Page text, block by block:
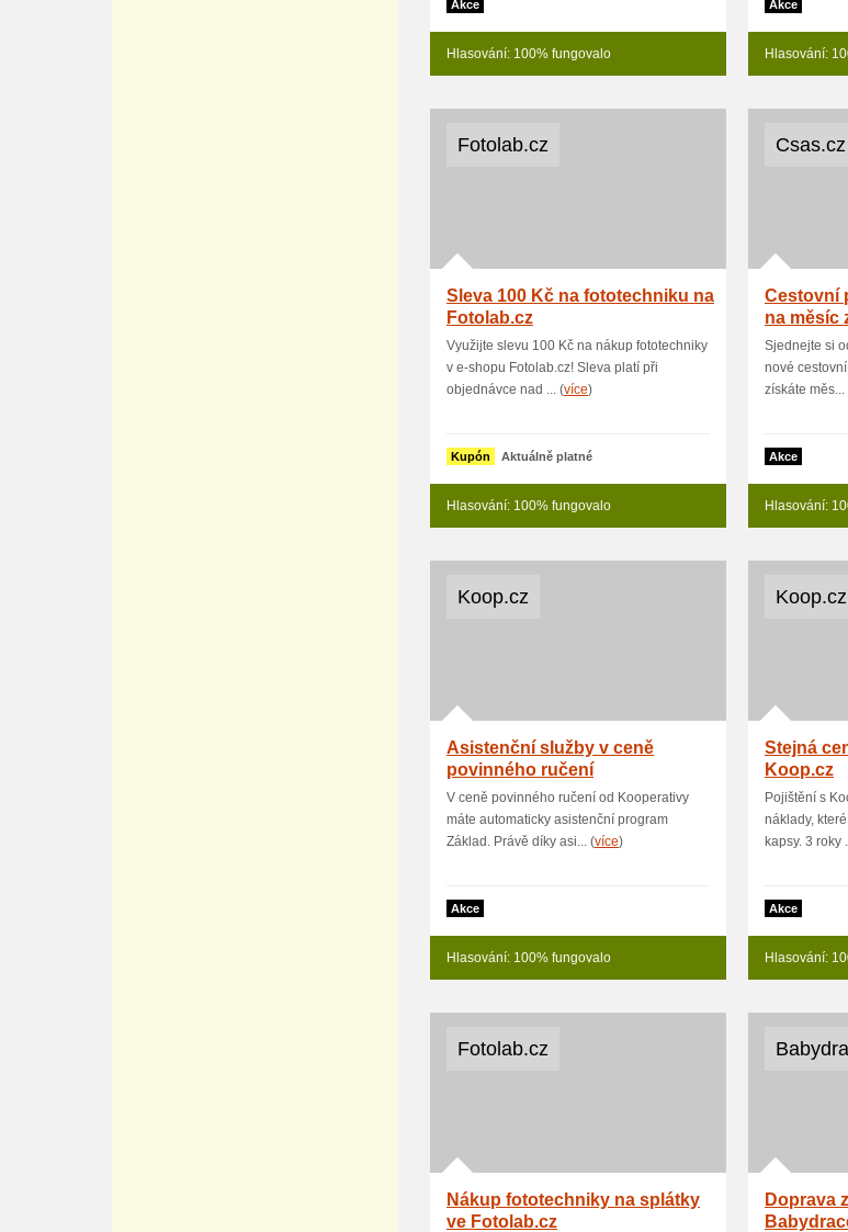
Akce
Hlasování: 100% fungovalo
Akce
Hlasování:
Fotolab.cz
Sleva 100 Kč na fototechniku na
Fotolab.cz
Využijte slevu 100 Kč na nákup fototechniky
v e-shopu Fotolab.cz! Sleva platí při
objednávce nad ... (více)
Kupón Aktuálně platné
Hlasování: 100% fungovalo
Csas.cz
Cestovní
na měsíc
Sjednejte si
nové
získáte měs...
Akce
Hlasování:
Koop.cz
Asistenční služby v ceně
povinného ručení
V ceně povinného ručení od Kooperativy
máte automaticky asistenční program
Základ. Právě díky asi... (více)
Akce
Hlasování: 100% fungovalo
Koop.cz
Stejná
Koop.cz
Pojištění s
náklady,
kapsy. 3 roky
Akce
Hlasování:
Fotolab.cz
Nákup fototechniky na splátky
ve Fotolab.cz
Doprava